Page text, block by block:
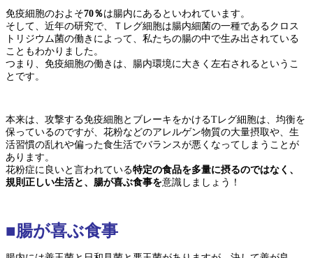
免疫細胞のおよそ70％は腸内にあるといわれています。
そして、近年の研究で、Ｔレグ細胞は腸内細菌の一種であるクロス
トリジウム菌の働きによって、私たちの腸の中で生み出されている
こともわかりました。
つまり、免疫細胞の働きは、腸内環境に大きく左右されるというこ
とです。
本来は、攻撃する免疫細胞とブレーキをかけるTレグ細胞は、均衡を
保っているのですが、花粉などのアレルゲン物質の大量摂取や、生
活習慣の乱れや偏った食生活でバランスが悪くなってしまうことが
あります。
花粉症に良いと言われている特定の食品を多量に摂るのではなく、
規則正しい生活と、腸が喜ぶ食事を意識しましょう！
■腸が喜ぶ食事